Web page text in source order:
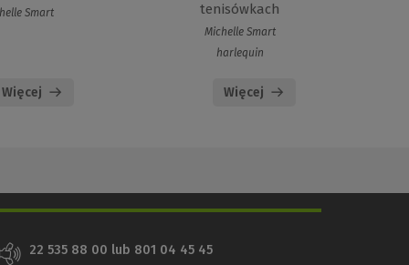
Smart
Więcej
tenisówkach
Michelle Smart
harlequin
Więcej
22 535 88 00 lub 801 04 45 45